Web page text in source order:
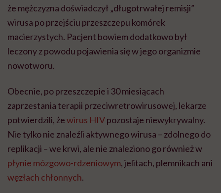
że mężczyzna doświadczył „długotrwałej remisji”
wirusa po przejściu przeszczepu komórek
macierzystych. Pacjent bowiem dodatkowo był
leczony z powodu pojawienia się w jego organizmie
nowotworu.
Obecnie, po przeszczepie i 30 miesiącach
zaprzestania terapii przeciwretrowirusowej, lekarze
potwierdzili, żewirus HIVpozostaje niewykrywalny.
Nie tylko nie znaleźli aktywnego wirusa – zdolnego do
replikacji – we krwi, ale nie znaleziono go również w
płynie mózgowo-rdzeniowym, jelitach, plemnikach ani
węzłach chłonnych.